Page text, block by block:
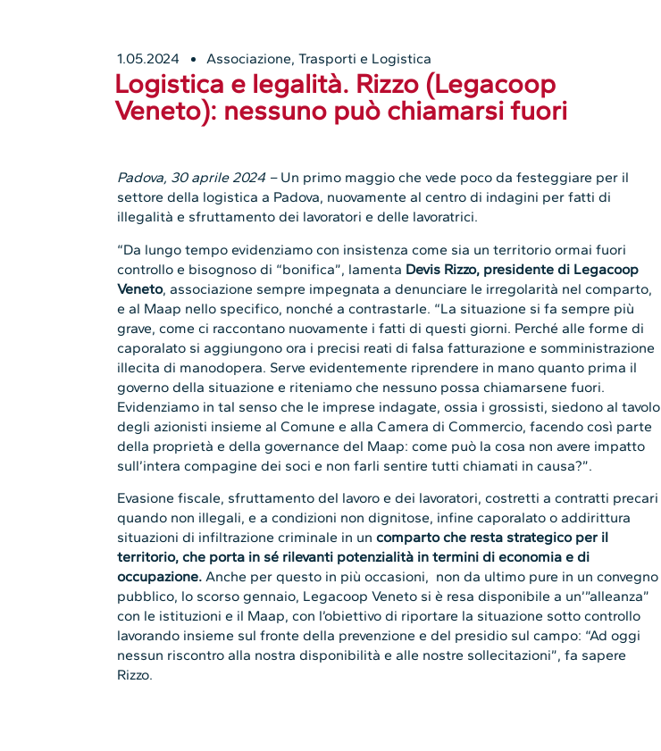
1.05.2024 Associazione,Trasporti e Logistica
Logistica e legalità. Rizzo (Legacoop
Veneto): nessuno può chiamarsi fuori
Padova, 30 aprile 2024 – Un primo maggio che vede poco da festeggiare per il
settore della logistica a Padova, nuovamente al centro di indagini per fatti di
illegalità e sfruttamento dei lavoratori e delle lavoratrici.
“Da lungo tempo evidenziamo con insistenza come sia un territorio ormai fuori
controllo e bisognoso di “bonifica”, lamenta Devis Rizzo, presidente di Legacoop
Veneto, associazione sempre impegnata a denunciare le irregolarità nel comparto,
e al Maap nello specifico, nonché a contrastarle. “La situazione si fa sempre più
grave, come ci raccontano nuovamente i fatti di questi giorni. Perché alle forme di
caporalato si aggiungono ora i precisi reati di falsa fatturazione e somministrazione
illecita di manodopera. Serve evidentemente riprendere in mano quanto prima il
governo della situazione e riteniamo che nessuno possa chiamarsene fuori.
Evidenziamo in tal senso che le imprese indagate, ossia i grossisti, siedono al tavolo
degli azionisti insieme al Comune e alla Camera di Commercio, facendo così parte
della proprietà e della governance del Maap: come può la cosa non avere impatto
sull’intera compagine dei soci e non farli sentire tutti chiamati in causa?”.
Evasione fiscale, sfruttamento del lavoro e dei lavoratori, costretti a contratti precari
quando non illegali, e a condizioni non dignitose, infine caporalato o addirittura
situazioni di infiltrazione criminale in uncomparto che resta strategico per il
territorio, che porta in sé rilevanti potenzialità in termini di economia e di
occupazione. Anche per questo in più occasioni, non da ultimo pure in un convegno
pubblico, lo scorso gennaio, Legacoop Veneto si è resa disponibile a un’”alleanza”
con le istituzioni e il Maap, con l’obiettivo di riportare la situazione sotto controllo
lavorando insieme sul fronte della prevenzione e del presidio sul campo: “Ad oggi
nessun riscontro alla nostra disponibilità e alle nostre sollecitazioni”, fa sapere
Rizzo.